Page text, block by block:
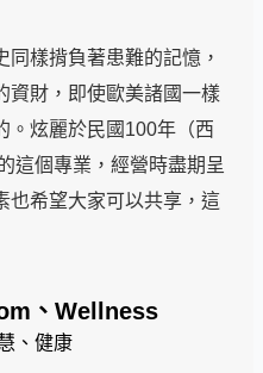
樣揹負著患難的記憶，
資財，即使歐美諸國一樣
。炫麗於民國100年（西
這個專業，經營時盡期呈
也希望大家可以共享，這
、Wellness
、健康